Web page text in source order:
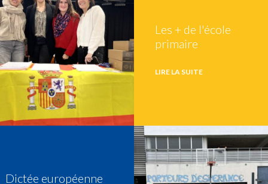
Dictée européenne
Les + de l'école
primaire
LIRE LA SUITE